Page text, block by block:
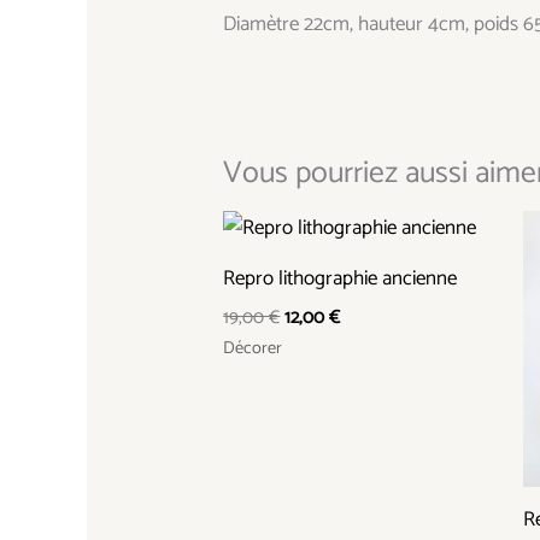
Diamètre 22cm, hauteur 4cm, poids
Vous pourriez aussi
Repro lithographie ancienne
19,00€
Le
prix
initial
était :
19,00 €.
12,00€
Le
prix
actuel
est :
12,00 €.
Décorer